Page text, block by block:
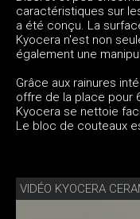
caractéristiques sur
a été conçu. La
Kyocera n'est non
également une
Grâce aux rainures
offre de la place pour
Kyocera se nettoie
Le bloc de couteaux
VIDÉO KYOCERA